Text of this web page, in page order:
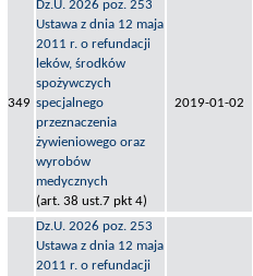
349
Dz.U. 2026 poz. 253
Ustawa z dnia 12 maja
2011 r. o refundacji
leków, środków
spożywczych
specjalnego
przeznaczenia
żywieniowego oraz
wyrobów
medycznych
(art. 38 ust.7 pkt 4)
2019-01-02
Dz.U. 2026 poz. 253
Ustawa z dnia 12 maja
2011 r. o refundacji